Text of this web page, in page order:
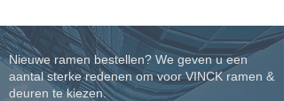
Nieuwe ramen bestellen? We geven u een
aantal sterke redenen om voor VINCK ramen &
deuren te kiezen.